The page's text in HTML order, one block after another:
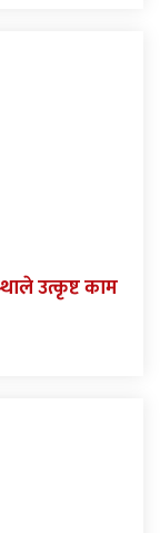
उत्कृष्ट काम